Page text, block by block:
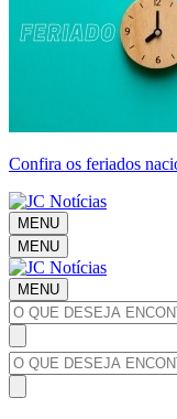
Confira os feriados
MENU
MENU
MENU